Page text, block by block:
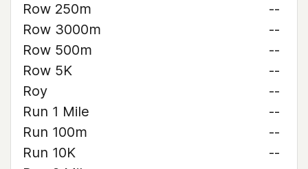
Row 250m
--
Row 3000m
--
Row 500m
--
Row 5K
--
Roy
--
Run 1 Mile
--
Run 100m
--
Run 10K
--